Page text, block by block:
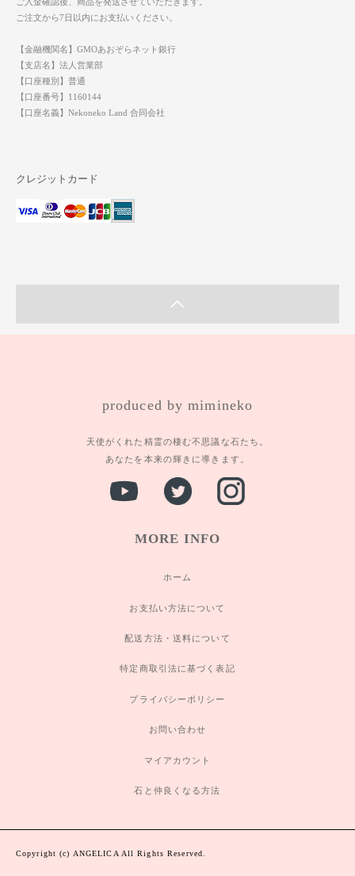
ご注文から7日以内にお支払いください。
【金融機関名】GMOあおぞらネット銀行
【支店名】法人営業部
【口座種別】普通
【口座番号】1160144
【口座名義】Nekoneko Land 合同会社
クレジットカード
produced by mimineko
天使がくれた精霊の棲む不思議な石たち。
あなたを本来の輝きに導きます。
MORE INFO
ホーム
お支払い方法について
配送方法・送料について
特定商取引法に基づく表記
プライバシーポリシー
お問い合わせ
マイアカウント
石と仲良くなる方法
Copyright (c) ANGELICA All Rights Reserved.